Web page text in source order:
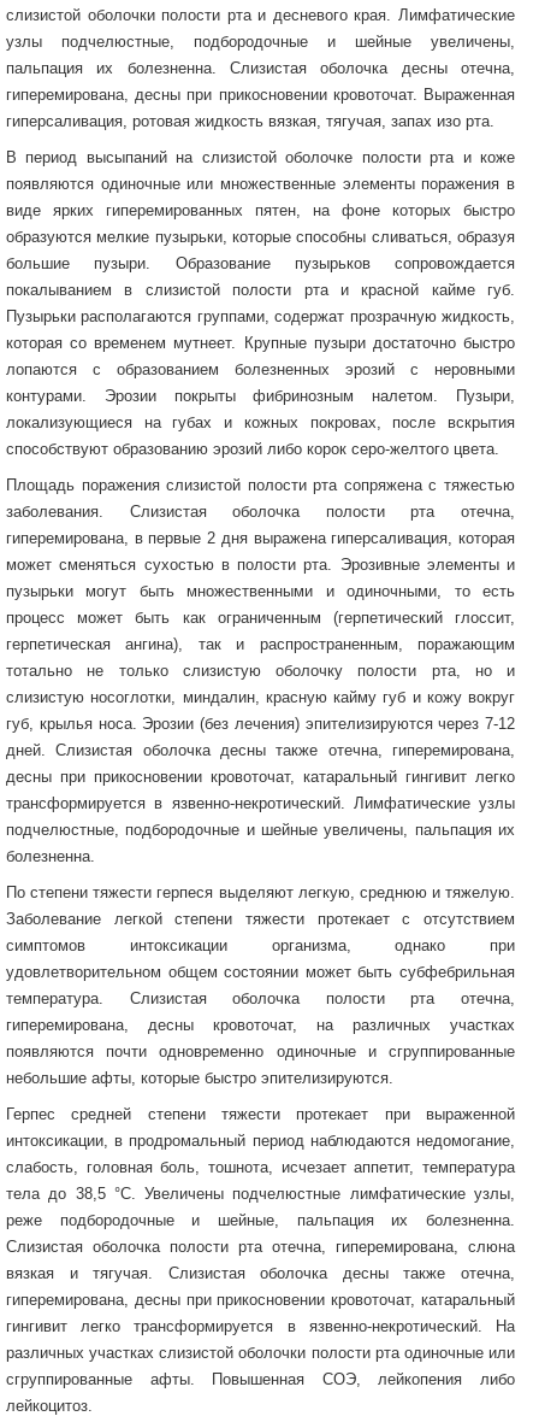
слизистой оболочки полости рта и десневого края. Лимфатические
узлы подчелюстные, подбородочные и шейные увеличены,
пальпация их болезненна. Слизистая оболочка десны отечна,
гиперемирована, десны при прикосновении кровоточат. Выраженная
гиперсаливация, ротовая жидкость вязкая, тягучая, запах изо рта.
В период высыпаний на слизистой оболочке полости рта и коже
появляются одиночные или множественные элементы поражения в
виде ярких гиперемированных пятен, на фоне которых быстро
образуются мелкие пузырьки, которые способны сливаться, образуя
большие пузыри. Образование пузырьков сопровождается
покалыванием в слизистой полости рта и красной кайме губ.
Пузырьки располагаются группами, содержат прозрачную жидкость,
которая со временем мутнеет. Крупные пузыри достаточно быстро
лопаются с образованием болезненных эрозий с неровными
контурами. Эрозии покрыты фибринозным налетом. Пузыри,
локализующиеся на губах и кожных покровах, после вскрытия
способствуют образованию эрозий либо корок серо-желтого цвета.
Площадь поражения слизистой полости рта сопряжена с тяжестью
заболевания. Слизистая оболочка полости рта отечна,
гиперемирована, в первые 2 дня выражена гиперсаливация, которая
может сменяться сухостью в полости рта. Эрозивные элементы и
пузырьки могут быть множественными и одиночными, то есть
процесс может быть как ограниченным (герпетический глоссит,
герпетическая ангина), так и распространенным, поражающим
тотально не только слизистую оболочку полости рта, но и
слизистую носоглотки, миндалин, красную кайму губ и кожу вокруг
губ, крылья носа. Эрозии (без лечения) эпителизируются через 7-12
дней. Слизистая оболочка десны также отечна, гиперемирована,
десны при прикосновении кровоточат, катаральный гингивит легко
трансформируется в язвенно-некротический. Лимфатические узлы
подчелюстные, подбородочные и шейные увеличены, пальпация их
болезненна.
По степени тяжести герпеся выделяют легкую, среднюю и тяжелую.
Заболевание легкой степени тяжести протекает с отсутствием
симптомов интоксикации организма, однако при
удовлетворительном общем состоянии может быть субфебрильная
температура. Слизистая оболочка полости рта отечна,
гиперемирована, десны кровоточат, на различных участках
появляются почти одновременно одиночные и сгруппированные
небольшие афты, которые быстро эпителизируются.
Герпес средней степени тяжести протекает при выраженной
интоксикации, в продромальный период наблюдаются недомогание,
слабость, головная боль, тошнота, исчезает аппетит, температура
тела до 38,5 °С. Увеличены подчелюстные лимфатические узлы,
реже подбородочные и шейные, пальпация их болезненна.
Слизистая оболочка полости рта отечна, гиперемирована, слюна
вязкая и тягучая. Слизистая оболочка десны также отечна,
гиперемирована, десны при прикосновении кровоточат, катаральный
гингивит легко трансформируется в язвенно-некротический. На
различных участках слизистой оболочки полости рта одиночные или
сгруппированные афты. Повышенная СОЭ, лейкопения либо
лейкоцитоз.